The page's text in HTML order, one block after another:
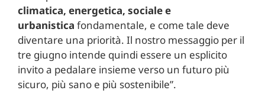
climatica, energetica, sociale e
urbanistica fondamentale, e come tale deve
diventare una priorità. Il nostro messaggio per il
tre giugno intende quindi essere un esplicito
invito a pedalare insieme verso un futuro più
sicuro, più sano e più sostenibile”.